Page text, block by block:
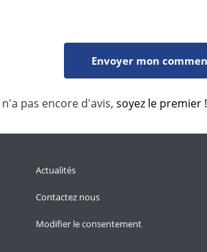
n'a pas encore d'avis, soyez le premier !
Actualités
Contactez nous
Modifier le consentement